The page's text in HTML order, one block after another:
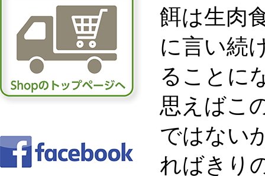
餌は生肉
に言い続
ることに
思えばこ
ではない
ればきり